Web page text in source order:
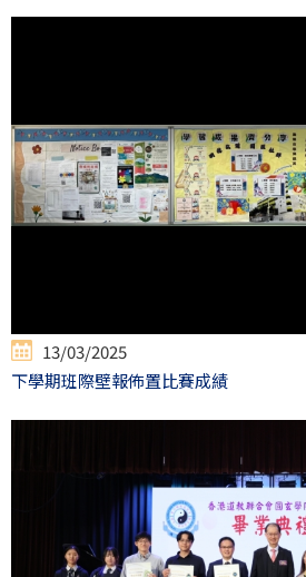
13/03/2025
下學期班際壁報佈置比賽成績